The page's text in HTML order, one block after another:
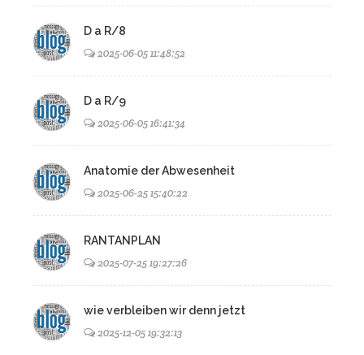
D a R/8
2025-06-05 11:48:52
D a R/9
2025-06-05 16:41:34
Anatomie der Abwesenheit
2025-06-25 15:40:22
RANTANPLAN
2025-07-25 19:27:26
wie verbleiben wir denn jetzt
2025-12-05 19:32:13